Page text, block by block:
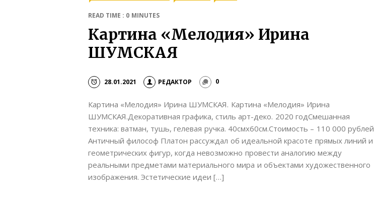
READ TIME : 0 MINUTES
Картина «Мелодия» Ирина
ШУМСКАЯ
28.01.2021 РЕДАКТОР 0
Картина «Мелодия» Ирина ШУМСКАЯ. Картина «Мелодия» Ирина
ШУМСКАЯ.Декоративная графика, стиль арт-деко. 2020 годСмешанная
техника: ватман, тушь, гелевая ручка. 40смх60см.Стоимость – 110 000 рублей
Античный философ Платон рассуждал об идеальной красоте прямых линий и
геометрических фигур, когда невозможно провести аналогию между
реальными предметами материального мира и объектами художественного
изображения. Эстетические идеи […]